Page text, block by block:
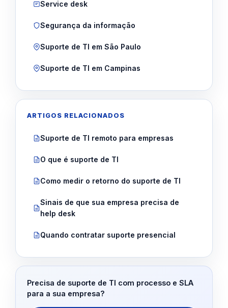
Service desk
Segurança da informação
Suporte de TI em São Paulo
Suporte de TI em Campinas
ARTIGOS RELACIONADOS
Suporte de TI remoto para empresas
O que é suporte de TI
Como medir o retorno do suporte de TI
Sinais de que sua empresa precisa de
help desk
Quando contratar suporte presencial
Precisa de suporte de TI com processo e SLA
para a sua empresa?